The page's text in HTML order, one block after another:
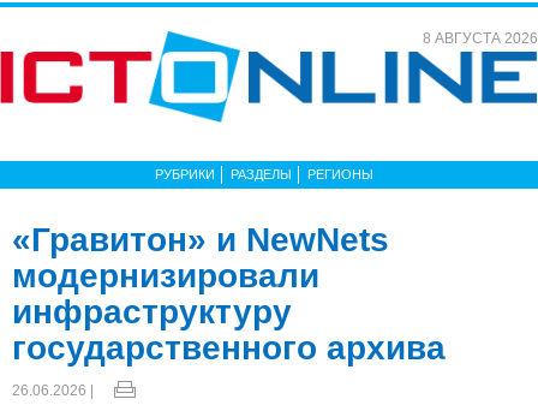
8 АВГУСТА 2026
РУБРИКИ РАЗДЕЛЫ РЕГИОНЫ
«Гравитон» и NewNets
модернизировали
инфраструктуру
государственного архива
26.06.2026 |